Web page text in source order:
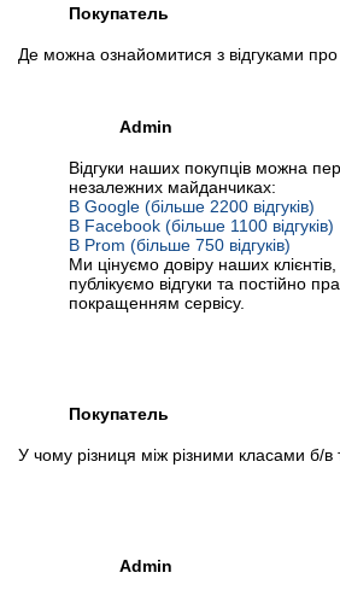
Покупатель
Де можна ознайомитися з відгуками
Admin
Відгуки наших покупців можна
незалежних майданчиках:
В Google (більше 2200 відгуків)
В Facebook (більше 1100 відгуків)
В Prom (більше 750 відгуків)
Ми цінуємо довіру наших
публікуємо відгуки та постійно
покращенням сервісу.
Покупатель
У чому різниця між різними класами б/в
Admin